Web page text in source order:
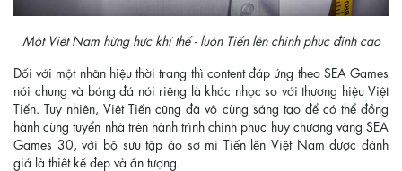
Một Việt Nam hừng hực khí thế - luôn Tiến lên chinh phục đỉnh cao
Đối với một nhãn hiệu thời trang thì content đáp ứng theo SEA Games
nói chung và bóng đá nói riêng là khác nhọc so với thương hiệu Việt
Tiến. Tuy nhiên, Việt Tiến cũng đã vô cùng sáng tạo để có thể đồng
hành cùng tuyển nhà trên hành trình chinh phục huy chương vàng SEA
Games 30, với bộ sưu tập áo sơ mi Tiến lên Việt Nam được đánh
giá là thiết kế đẹp và ấn tượng.